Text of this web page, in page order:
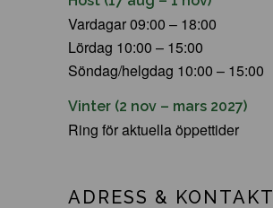
Vardagar 09:00 – 18:00
Lördag 10:00 – 15:00
Söndag/helgdag 10:00 – 15:00
Vinter (2 nov – mars 2027)
Ring för aktuella öppettider
ADRESS & KONTAKT